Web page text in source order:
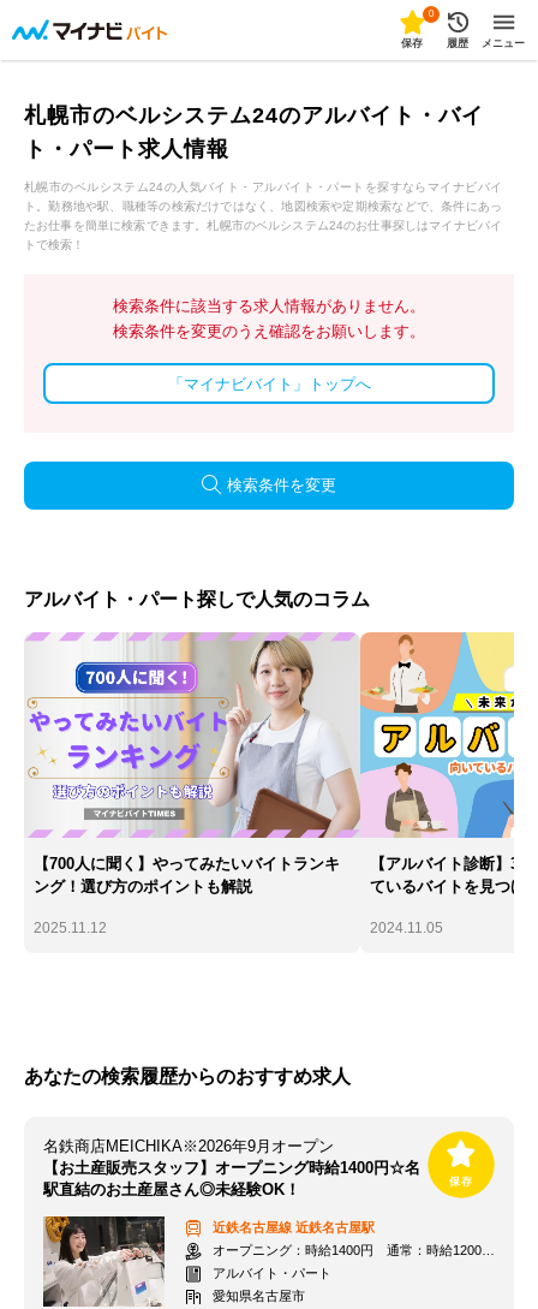
0
保存 履歴 メニュー
札幌市のベルシステム24のアルバイト・バイ
ト・パート求人情報
札幌市のベルシステム24の人気バイト・アルバイト・パートを探すならマイナビバイ
ト。勤務地や駅、職種等の検索だけではなく、地図検索や定期検索などで、条件にあっ
たお仕事を簡単に検索できます。札幌市のベルシステム24のお仕事探しはマイナビバイ
トで検索！
検索条件に該当する求人情報がありません。
検索条件を変更のうえ確認をお願いします。
「マイナビバイト」トップへ
検索条件を変更
アルバイト・パート探しで人気のコラム
【700人に聞く】やってみたいバイトランキ
ング！選び方のポイントも解説
2025.11.12
【アルバイト診断】
ているバイトを見つけ
2024.11.05
あなたの検索履歴からのおすすめ求人
名鉄商店MEICHIKA※2026年9月オープン
【お土産販売スタッフ】オープニング時給1400円☆名
駅直結のお土産屋さん◎未経験OK！
近鉄名古屋線 近鉄名古屋駅
オープニング：時給1400円 通常：時給1200円～＋交通費全額支給
アルバイト・パート
愛知県名古屋市